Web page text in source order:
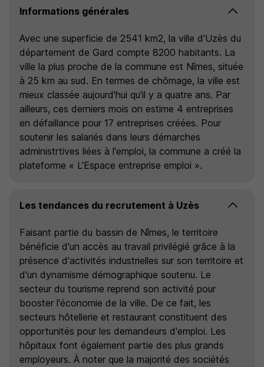
Informations générales
Avec une superficie de 2541 km2, la ville d'Uzès du
département de Gard compte 8200 habitants. La
ville la plus proche de la commune est Nîmes, située
à 25 km au sud. En termes de chômage, la ville est
mieux classée aujourd'hui qu'il y a quatre ans. Par
ailleurs, ces derniers mois on estime 4 entreprises
en défaillance pour 17 entreprises créées. Pour
soutenir les salariés dans leurs démarches
administrtives liées à l'emploi, la commune a créé la
plateforme « L'Espace entreprise emploi ».
Les tendances du recrutement à Uzès
Faisant partie du bassin de Nîmes, le territoire
bénéficie d'un accès au travail privilégié grâce à la
présence d'activités industrielles sur son territoire et
d'un dynamisme démographique soutenu. Le
secteur du tourisme reprend son activité pour
booster l'économie de la ville. De ce fait, les
secteurs hôtellerie et restaurant constituent des
opportunités pour les demandeurs d'emploi. Les
hôpitaux font également partie des plus grands
employeurs. À noter que la majorité des sociétés